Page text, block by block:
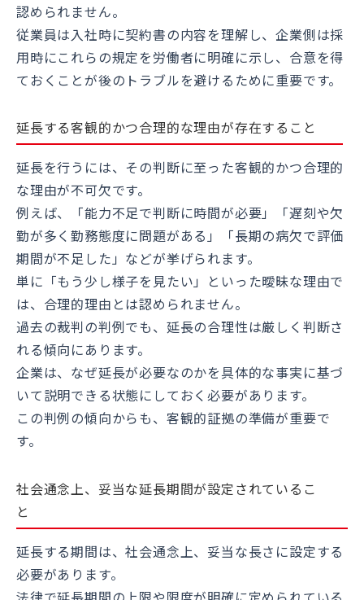
認められません。
従業員は入社時に契約書の内容を理解し、企業側は採
用時にこれらの規定を労働者に明確に示し、合意を得
ておくことが後のトラブルを避けるために重要です。
延長する客観的かつ合理的な理由が存在すること
延長を行うには、その判断に至った客観的かつ合理的
な理由が不可欠です。
例えば、「能力不足で判断に時間が必要」「遅刻や欠
勤が多く勤務態度に問題がある」「長期の病欠で評価
期間が不足した」などが挙げられます。
単に「もう少し様子を見たい」といった曖昧な理由で
は、合理的理由とは認められません。
過去の裁判の判例でも、延長の合理性は厳しく判断さ
れる傾向にあります。
企業は、なぜ延長が必要なのかを具体的な事実に基づ
いて説明できる状態にしておく必要があります。
この判例の傾向からも、客観的証拠の準備が重要で
す。
社会通念上、妥当な延長期間が設定されているこ
と
延長する期間は、社会通念上、妥当な長さに設定する
必要があります。